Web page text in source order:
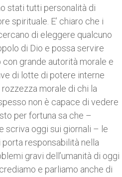
stati tutti personalità di
spirituale. E’ chiaro che i
di eleggere qualcuno
di Dio e possa servire
con grande autorità morale e
di lotte di potere interne
morale di chi la
non è capace di vedere
per fortuna sa che –
scriva oggi sui giornali – le
responsabilità nella
gravi dell’umanità di oggi
e parliamo anche di